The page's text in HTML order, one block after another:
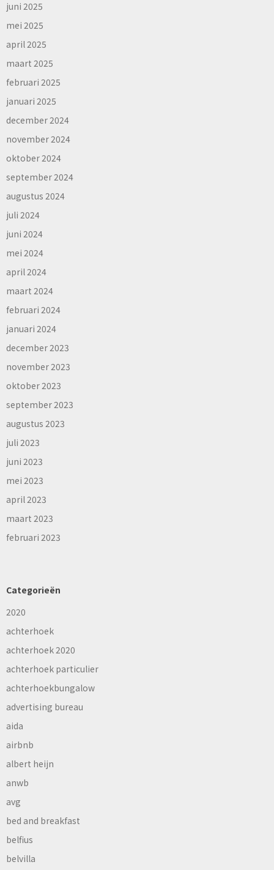
juni 2025
mei 2025
april 2025
maart 2025
februari 2025
januari 2025
december 2024
november 2024
oktober 2024
september 2024
augustus 2024
juli 2024
juni 2024
mei 2024
april 2024
maart 2024
februari 2024
januari 2024
december 2023
november 2023
oktober 2023
september 2023
augustus 2023
juli 2023
juni 2023
mei 2023
april 2023
maart 2023
februari 2023
Categorieën
2020
achterhoek
achterhoek 2020
achterhoek particulier
achterhoekbungalow
advertising bureau
aida
airbnb
albert heijn
anwb
avg
bed and breakfast
belfius
belvilla